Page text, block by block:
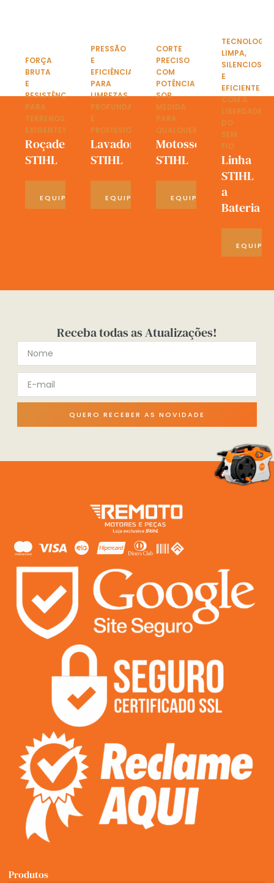
FORÇA
BRUTA
E
RESISTÊNCIA
PARA
TERRENOS
EXIGENTES
Roçadeiras
STIHL
EQUIPAMENTOS
PRESSÃO
E
EFICIÊNCIA
PARA
LIMPEZAS
PROFUNDAS
E
PROFISSIONAIS
Lavadoras
STIHL
EQUIPAMENTOS
CORTE
PRECISO
COM
POTÊNCIA
SOB
MEDIDA
PARA
QUALQUER
Motosserras
STIHL
EQUIPAMENTOS
TECNOLOGIA
LIMPA,
SILENCIOSA
E
EFICIENTE
COM A
LIBERDADE
DO
SEM
FIO
Linha
STIHL
a
Bateria
Receba todas as Atualizações!
QUERO RECEBER AS NOVIDADE
Produtos